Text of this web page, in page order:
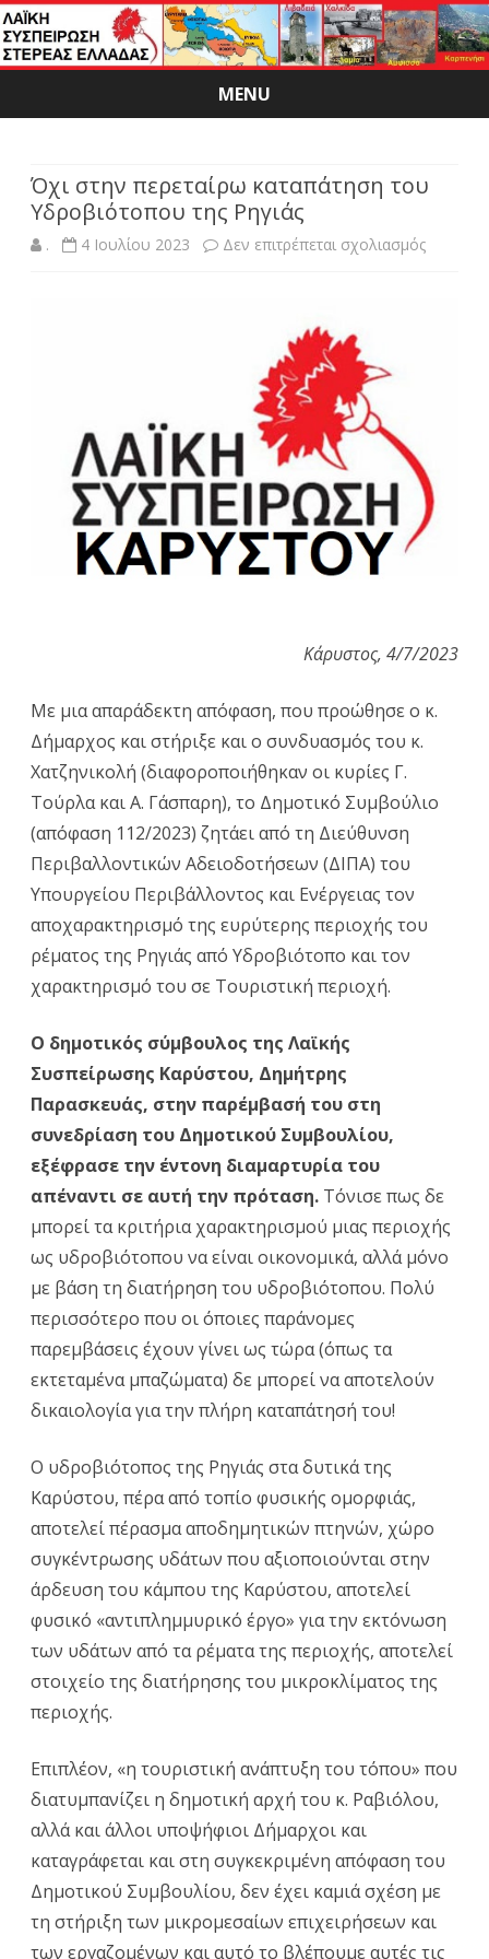
MENU
Skip
Όχι στην περεταίρω καταπάτηση του
Υδροβιότοπου της Ρηγιάς
. 4 Ιουλίου 2023 Δεν επιτρέπεται σχολιασμόςστο
της
Κάρυστος, 4/7/2023
Με μια απαράδεκτη απόφαση, που προώθησε ο κ.
Δήμαρχος και στήριξε και ο συνδυασμός του κ.
Χατζηνικολή (διαφοροποιήθηκαν οι κυρίες Γ.
Τούρλα και Α. Γάσπαρη), το Δημοτικό Συμβούλιο
(απόφαση 112/2023) ζητάει από τη Διεύθυνση
Περιβαλλοντικών Αδειοδοτήσεων (ΔΙΠΑ) του
Υπουργείου Περιβάλλοντος και Ενέργειας τον
αποχαρακτηρισμό της ευρύτερης περιοχής του
ρέματος της Ρηγιάς από Υδροβιότοπο και τον
χαρακτηρισμό του σε Τουριστική περιοχή.
Ο δημοτικός σύμβουλος της Λαϊκής
Συσπείρωσης Καρύστου, Δημήτρης
Παρασκευάς, στην παρέμβασή του στη
συνεδρίαση του Δημοτικού Συμβουλίου,
εξέφρασε την έντονη διαμαρτυρία του
απέναντι σε αυτή την πρόταση. Τόνισε πως δε
μπορεί τα κριτήρια χαρακτηρισμού μιας περιοχής
ως υδροβιότοπου να είναι οικονομικά, αλλά μόνο
με βάση τη διατήρηση του υδροβιότοπου. Πολύ
περισσότερο που οι όποιες παράνομες
παρεμβάσεις έχουν γίνει ως τώρα (όπως τα
εκτεταμένα μπαζώματα) δε μπορεί να αποτελούν
δικαιολογία για την πλήρη καταπάτησή του!
Ο υδροβιότοπος της Ρηγιάς στα δυτικά της
Καρύστου, πέρα από τοπίο φυσικής ομορφιάς,
αποτελεί πέρασμα αποδημητικών πτηνών, χώρο
συγκέντρωσης υδάτων που αξιοποιούνται στην
άρδευση του κάμπου της Καρύστου, αποτελεί
φυσικό «αντιπλημμυρικό έργο» για την εκτόνωση
των υδάτων από τα ρέματα της περιοχής, αποτελεί
στοιχείο της διατήρησης του μικροκλίματος της
περιοχής.
Επιπλέον, «η τουριστική ανάπτυξη του τόπου» που
διατυμπανίζει η δημοτική αρχή του κ. Ραβιόλου,
αλλά και άλλοι υποψήφιοι Δήμαρχοι και
καταγράφεται και στη συγκεκριμένη απόφαση του
Δημοτικού Συμβουλίου, δεν έχει καμιά σχέση με
τη στήριξη των μικρομεσαίων επιχειρήσεων και
των εργαζομένων και αυτό το βλέπουμε αυτές τις